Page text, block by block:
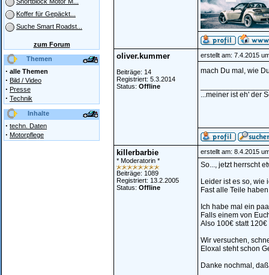
Shortblock Motor M...
Koffer für Gepäckt...
Suche Smart Roadst...
zum Forum
Themen
· alle Themen
· Bild / Video
· Presse
· Technik
Inhalte
· techn. Daten
· Motorpflege
oliver.kummer
Beiträge: 14
Registriert: 5.3.2014
Status: Offline
erstellt am: 7.4.2015
mach Du mal, wie
...meiner ist eh' der
killerbarbie
* Moderatorin *
Beiträge: 1089
Registriert: 13.2.2005
Status: Offline
erstellt am: 8.4.2015
So..., jetzt herrscht
Leider ist es so, wie
Fast alle Teile
Ich habe mal ein
Falls einem von
Also 100€ statt 120€
Wir versuchen,
Eloxal steht schon
Danke nochmal,